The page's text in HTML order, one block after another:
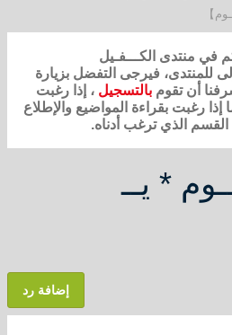
】
في منتدى الكـــفـيل
للمنتدى، فيرجى التفضل بزيارة
أن تقوم بالتسجيل ، إذا رغبت
إذا رغبت بقراءة المواضيع والإطلاع
الذي ترغب أدناه.
* يــ
إضافة رد